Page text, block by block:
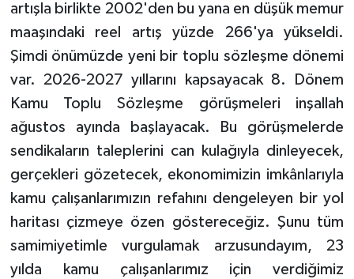
artışla birlikte 2002'den bu yana en düşük memur
maaşındaki reel artış yüzde 266'ya yükseldi.
Şimdi önümüzde yeni bir toplu sözleşme dönemi
var. 2026-2027 yıllarını kapsayacak 8. Dönem
Kamu Toplu Sözleşme görüşmeleri inşallah
ağustos ayında başlayacak. Bu görüşmelerde
sendikaların taleplerini can kulağıyla dinleyecek,
gerçekleri gözetecek, ekonomimizin imkânlarıyla
kamu çalışanlarımızın refahını dengeleyen bir yol
haritası çizmeye özen göstereceğiz. Şunu tüm
samimiyetimle vurgulamak arzusundayım, 23
yılda kamu çalışanlarımız için verdiğimiz